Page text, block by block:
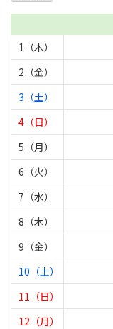
1（木）
2（金）
3（土）
4（日）
5（月）
6（火）
7（水）
8（木）
9（金）
10（土）
11（日）
12（月）